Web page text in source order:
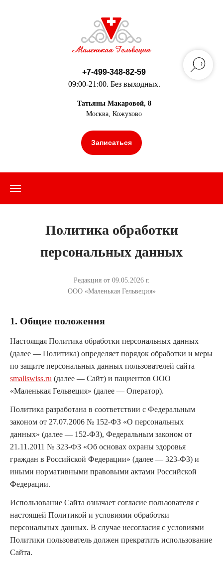
+7-499-348-82-59
09:00-21:00. Без выходных.
Татьяны Макаровой, 8
Москва, Кожухово
Записаться
Политика обработки
персональных данных
Редакция от 09.05.2026 г.
ООО «Маленькая Гельвеция»
1. Общие положения
Настоящая Политика обработки персональных данных
(далее — Политика) определяет порядок обработки и меры
по защите персональных данных пользователей сайта
smallswiss.ru (далее — Сайт) и пациентов ООО
«Маленькая Гельвеция» (далее — Оператор).
Политика разработана в соответствии с Федеральным
законом от 27.07.2006 № 152-ФЗ «О персональных
данных» (далее — 152-ФЗ), Федеральным законом от
21.11.2011 № 323-ФЗ «Об основах охраны здоровья
граждан в Российской Федерации» (далее — 323-ФЗ) и
иными нормативными правовыми актами Российской
Федерации.
Использование Сайта означает согласие пользователя с
настоящей Политикой и условиями обработки
персональных данных. В случае несогласия с условиями
Политики пользователь должен прекратить использование
Сайта.